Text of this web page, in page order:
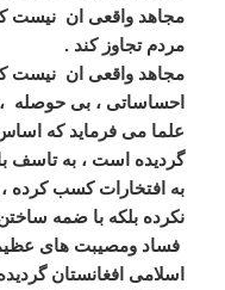
مجاهد واقعی ان نیست
مردم تجاوز کند .
مجاهد واقعی ان نیست
احساساتی ، بی حوصله
علما می فرماید که
گردیده است ، به تاسف
به افتخارات کسب کرده
نکرده بلکه با ضمه
فساد ومصیبت های
اسلامی افغانستان